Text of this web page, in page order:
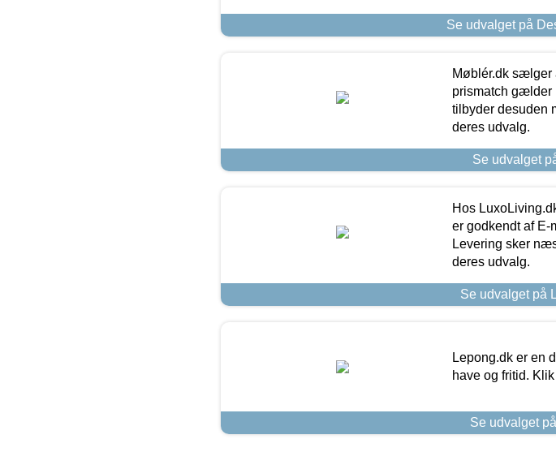
Se udvalget på
Møblér.dk sælger
prismatch gælder
tilbyder desuden
deres udvalg.
Se udvalget
Hos
er godkendt af E-
Levering sker
deres udvalg.
Se udvalget på
Lepong.dk er en
have og fritid.
Se udvalget